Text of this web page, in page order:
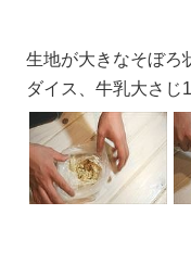
生地が大きなそぼろ
ダイス、牛乳大さじ